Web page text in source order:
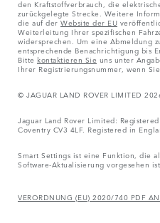
den Kraftstoffverbrauch, die
zurückgelegte Strecke. Weitere
die auf derWebsite der EU
Weiterleitung Ihrer spezifischen
widersprechen. Um eine Abmeldung
entsprechende Benachrichtigung bis
Bitte kontaktieren Sie uns unter
Ihrer Registrierungsnummer, wenn
© JAGUAR LAND ROVER LIMITED
Jaguar Land Rover Limited:
Coventry CV3 4LF. Registered in
Smart Settings ist eine Funktion, die
Software-Aktualisierung vorgesehen
VERORDNUNG (EU) 2020/740 PDF